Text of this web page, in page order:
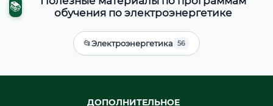
📚
обучения по электроэнергетике
📂Электроэнергетика 56
ДОПОЛНИТЕЛЬНОЕ